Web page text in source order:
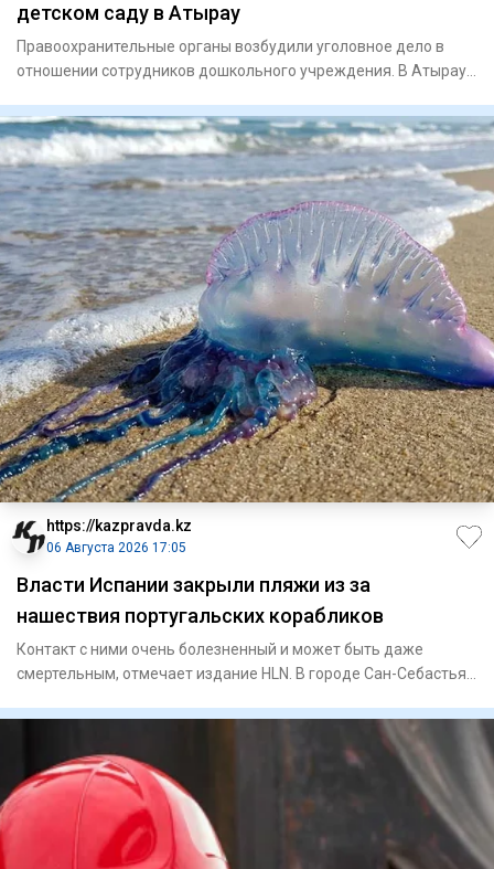
детском саду в Атырау
Правоохранительные органы возбудили уголовное дело в
отношении сотрудников дошкольного учреждения. В Атырау
https://kazpravda.kz
06 Августа 2026 17:05
Власти Испании закрыли пляжи из за
нашествия португальских корабликов
Контакт с ними очень болезненный и может быть даже
смертельным, отмечает издание HLN. В городе Сан-Себастьян